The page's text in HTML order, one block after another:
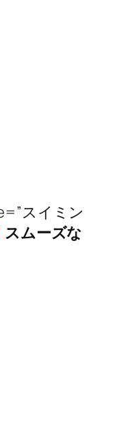
スイミン
スムーズな